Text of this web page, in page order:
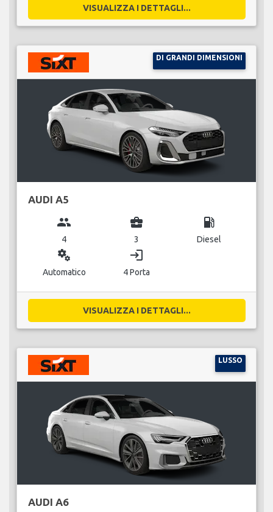
VISUALIZZA I DETTAGLI...
DI GRANDI DIMENSIONI
AUDI A5
group
4
business_center
3
local_gas_station
Diesel
miscellaneous_services
Automatico
login
4 Porta
VISUALIZZA I DETTAGLI...
LUSSO
AUDI A6